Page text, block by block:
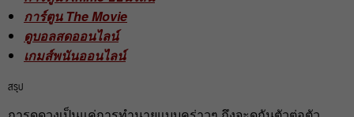
การ์ตูน The Movie
ดูบอลสดออนไลน์
เกมส์พนันออนไลน์
สรุป